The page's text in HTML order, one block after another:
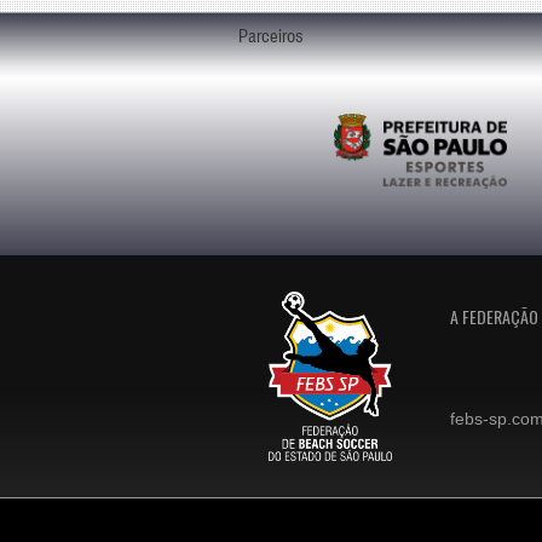
Parceiros
A FEDERAÇÃO
febs-